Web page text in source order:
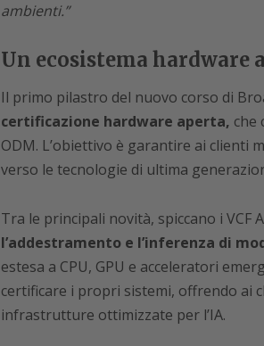
ambienti.”
Un ecosistema hardware
Il primo pilastro del nuovo corso di
certificazione hardware aperta, che
ODM. L’obiettivo è garantire ai clienti
verso le tecnologie di ultima
Tra le principali novità, spiccano i VCF
l’addestramento e l’inferenza di
estesa a CPU, GPU e acceleratori
certificare i propri sistemi, offrendo ai
infrastrutture ottimizzate per l’IA.